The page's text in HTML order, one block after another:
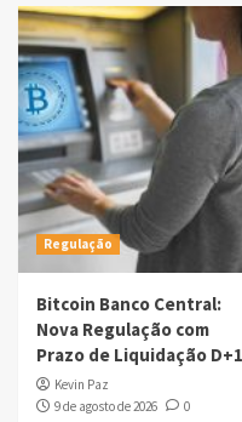
Regulação
Bitcoin Banco Central:
Nova Regulação com
Prazo de Liquidação D+1
Kevin Paz
9 de agosto de 2026
0